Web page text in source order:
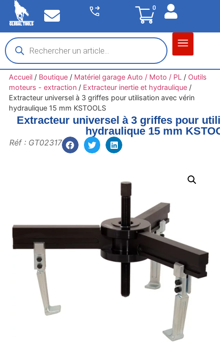
0
Accueil/ Boutique/ Matériel garage Auto / Moto / PL / Outils
moteurs - extraction/ Extracteur inertie et hydraulique/
Extracteur universel à 3 griffes pour utilisation avec vérin
hydraulique 15 mm KSTOOLS
Extracteur universel à 3 griffes pour
hydraulique 15 mm
Réf : GT02317